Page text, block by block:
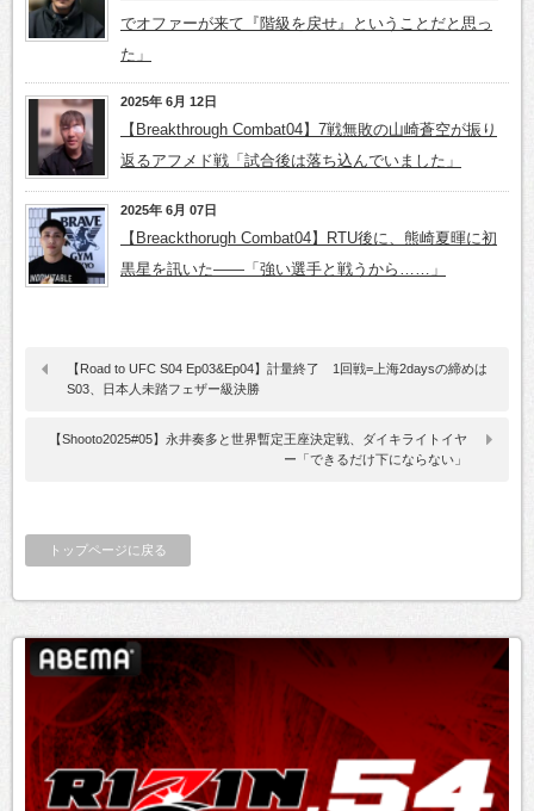
でオファーが来て『階級を戻せ』ということだと思っ
た」
2025年 6月 12日
【Breakthrough Combat04】7戦無敗の山崎蒼空が振り
返るアフメド戦「試合後は落ち込んでいました」
2025年 6月 07日
【Breackthorugh Combat04】RTU後に、熊崎夏暉に初
黒星を訊いた――「強い選手と戦うから……」
【Road to UFC S04 Ep03&Ep04】計量終了 1回戦=上海2daysの締めは
S03、日本人未踏フェザー級決勝
【Shooto2025#05】永井奏多と世界暫定王座決定戦、ダイキライトイヤ
ー「できるだけ下にならない」
トップページに戻る